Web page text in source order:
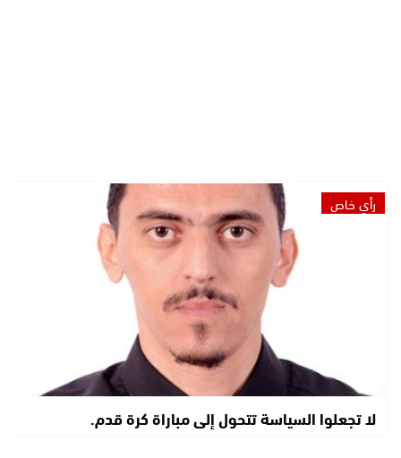
رأي خاص
لا تجعلوا السياسة تتحول إلى مباراة كرة قدم.